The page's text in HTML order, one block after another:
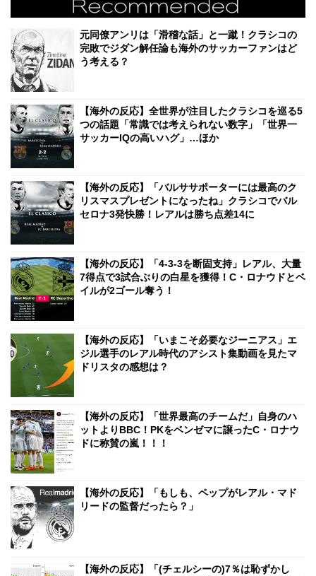
元同僚アンリは「滑稽な話」と一蹴！クラシコの
完敗でジダン解任論も海外のサッカーファンはど
う考える？
【海外の反応】全世界が注目したクラシコを巡る5
つの話題「常識では考えられない数字」「世界一
サッカーIQの高いハグ」…ほか
【海外の反応】「バルササポーターには最高のク
リスマスプレゼントになったね」クラシコでバル
セロナ3発快勝！レアルは勝ち点差14に
【海外の反応】「4-3-3を断固支持」レアル、大量
7得点で3試合ぶりの白星を獲得！C・ロナウドとベ
イルが2ゴール奪う！
【海外の反応】「いまこそ必要なジーニアス」エ
ジル選手のレアル時代のアシスト集動画を見たマ
ドリスタの感想は？
【海外の反応】「世界最高のチームだ」自身のハ
ットよりBBC！PKをベンゼマに譲ったC・ロナウ
ドに称賛の嵐！！！
【海外の反応】「もしも、ペップがレアル・マド
リードの監督だったら？」
【海外の反応】「(チェルシーの)7％は恥ずかし